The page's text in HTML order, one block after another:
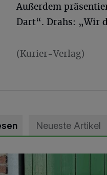
Außerdem
Dart“. Drahs: „Wir
(Kurier-Verlag)
Neueste Artikel
für den Artenschutz